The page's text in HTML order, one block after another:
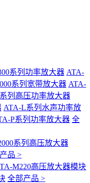
系列功率放大器 ATA-
系列宽带放大器 ATA-
列高压功率放大器
ATA-L系列水声功率放
P系列功率放大器 全
系列高压放大器
品 >
M220高压放大器模块
全部产品 >